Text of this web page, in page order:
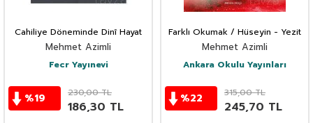
Cahiliye Döneminde Dinî Hayat
Mehmet Azimli
Fecr Yayınevi
%19 230,00TL
186,30 TL
Farklı Okumak / Hüseyin - Yezit
Mehmet Azimli
Ankara Okulu Yayınları
%22 315,00TL
245,70 TL